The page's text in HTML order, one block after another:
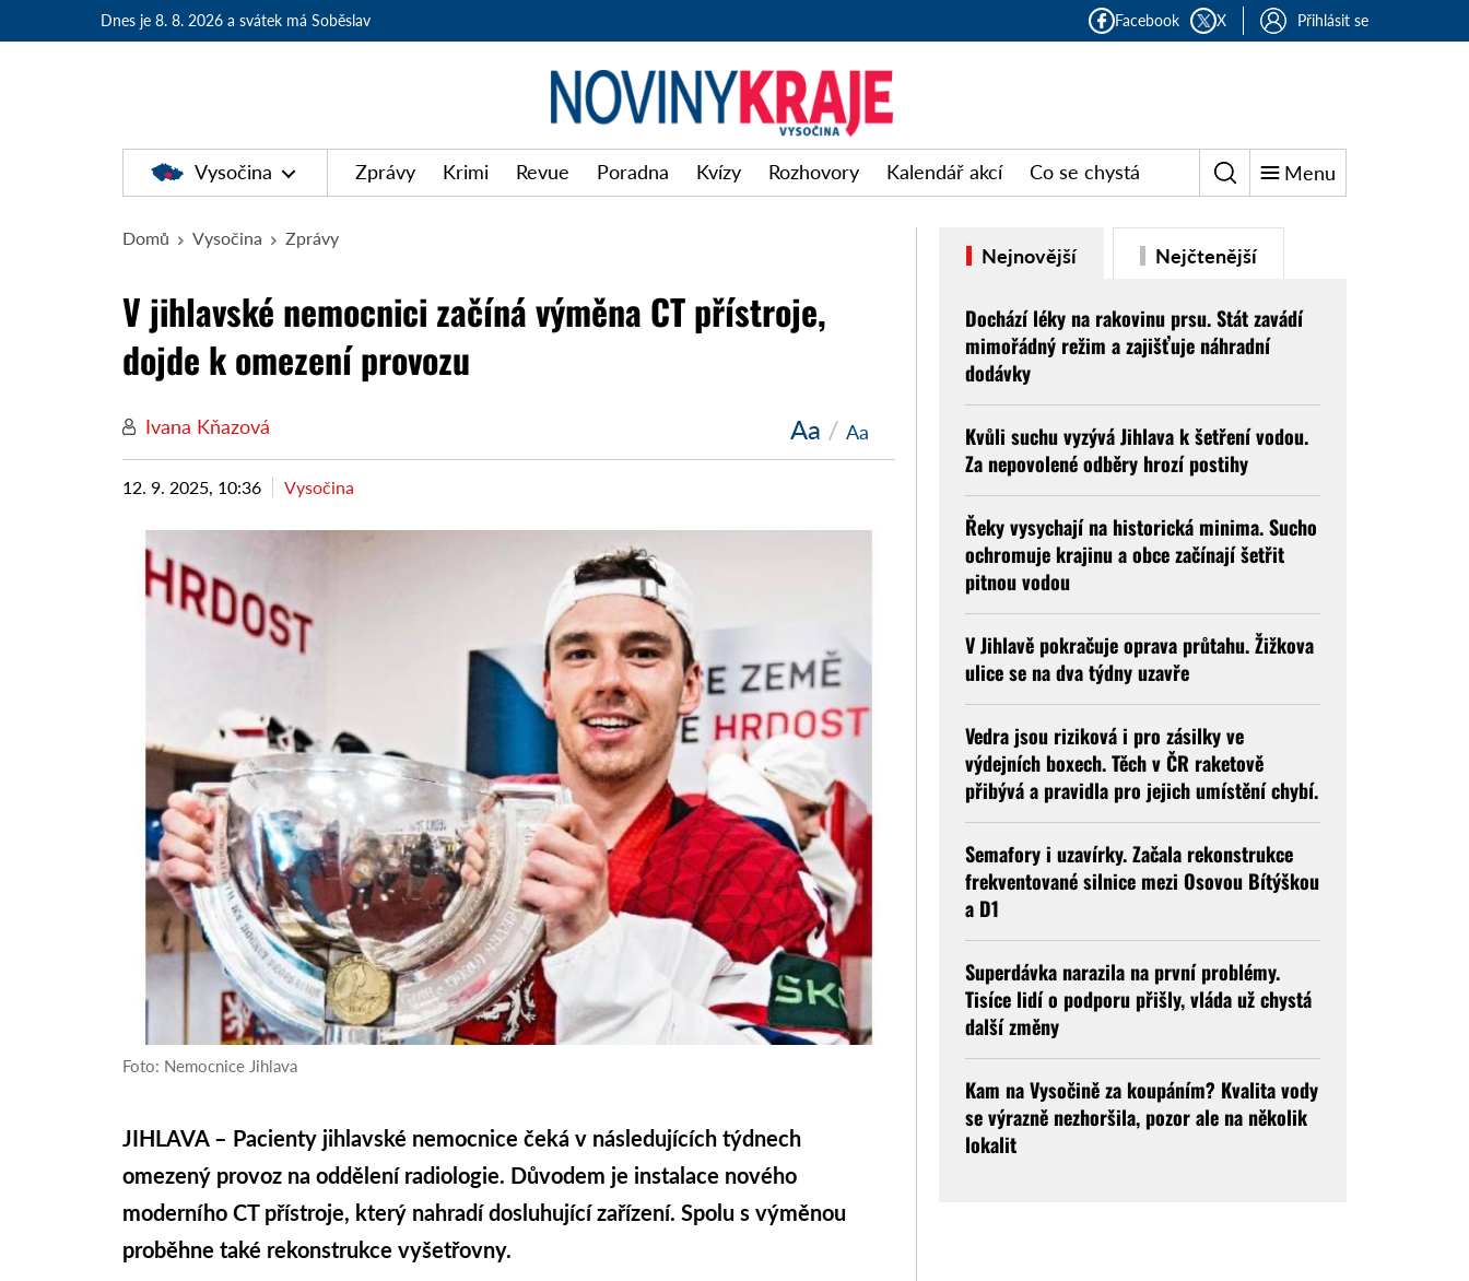
Dnes je 8. 8. 2026 a svátek má Soběslav Facebook X Přihlásit se
Vysočina Zprávy Krimi Revue Poradna Kvízy Rozhovory Kalendář akcí Co se chystá Menu
Domů Vysočina Zprávy
V jihlavské nemocnici začíná výměna CT přístroje,
dojde k omezení provozu
Ivana Kňazová Aa / Aa
12. 9. 2025, 10:36 Vysočina
Foto: Nemocnice Jihlava
JIHLAVA – Pacienty jihlavské nemocnice čeká v následujících týdnech
omezený provoz na oddělení radiologie. Důvodem je instalace nového
moderního CT přístroje, který nahradí dosluhující zařízení. Spolu s výměnou
proběhne také rekonstrukce vyšetřovny.
Nejnovější Nejčtenější
Dochází léky na rakovinu prsu. Stát zavádí
mimořádný režim a zajišťuje náhradní
dodávky
Kvůli suchu vyzývá Jihlava k šetření vodou.
Za nepovolené odběry hrozí postihy
Řeky vysychají na historická minima. Sucho
ochromuje krajinu a obce začínají šetřit
pitnou vodou
V Jihlavě pokračuje oprava průtahu. Žižkova
ulice se na dva týdny uzavře
Vedra jsou riziková i pro zásilky ve
výdejních boxech. Těch v ČR raketově
přibývá a pravidla pro jejich umístění chybí.
Semafory i uzavírky. Začala rekonstrukce
frekventované silnice mezi Osovou Bítýškou
a D1
Superdávka narazila na první problémy.
Tisíce lidí o podporu přišly, vláda už chystá
další změny
Kam na Vysočině za koupáním? Kvalita vody
se výrazně nezhoršila, pozor ale na několik
lokalit